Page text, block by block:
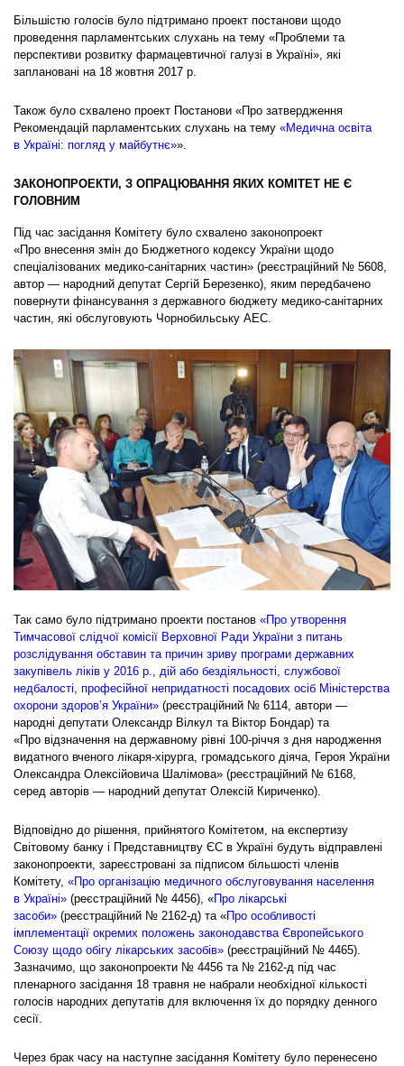
Більшістю голосів було підтримано проект постанови щодо
проведення парламентських слухань на тему «Проблеми та
перспективи розвитку фармацевтичної галузі в Україні», які
заплановані на 18 жовтня 2017 р.
Також було схвалено проект Постанови «Про затвердження
Рекомендацій парламентських слухань на тему «Медична освіта
в Україні: погляд у майбутнє»».
ЗАКОНОПРОЕКТИ, З ОПРАЦЮВАННЯ ЯКИХ КОМІТЕТ НЕ Є
ГОЛОВНИМ
Під час засідання Комітету було схвалено законопроект
«Про внесення змін до Бюджетного кодексу України щодо
спеціалізованих медико-санітарних частин» (реєстраційний № 5608,
автор — народний депутат Сергій Березенко), яким передбачено
повернути фінансування з державного бюджету медико-санітарних
частин, які обслуговують Чорнобильську АЕС.
Так само було підтримано проекти постанов «Про утворення
Тимчасової слідчої комісії Верховної Ради України з питань
розслідування обставин та причин зриву програми державних
закупівель ліків у 2016 р., дій або бездіяльності, службової
недбалості, професійної непридатності посадових осіб Міністерства
охорони здоров’я України» (реєстраційний № 6114, автори —
народні депутати Олександр Вілкул та Віктор Бондар) та
«Про відзначення на державному рівні 100-річчя з дня народження
видатного вченого лікаря-хірурга, громадського діяча, Героя України
Олександра Олексійовича Шалімова» (реєстраційний № 6168,
серед авторів — народний депутат Олексій Кириченко).
Відповідно до рішення, прийнятого Комітетом, на експертизу
Світовому банку і Представництву ЄС в Україні будуть відправлені
законопроекти, зареєстровані за підписом більшості членів
Комітету, «Про організацію медичного обслуговування населення
в Україні» (реєстраційний № 4456), « Про лікарські
засоби» (реєстраційний № 2162-д) та « Про особливості
імплементації окремих положень законодавства Європейського
Союзу щодо обігу лікарських засобів» (реєстраційний № 4465).
Зазначимо, що законопроекти № 4456 та № 2162-д під час
пленарного засідання 18 травня не набрали необхідної кількості
голосів народних депутатів для включення їх до порядку денного
сесії.
Через брак часу на наступне засідання Комітету було перенесено